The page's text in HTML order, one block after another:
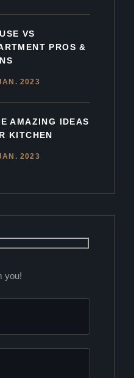
VS
PROS &
2023
AMAZING IDEAS
KITCHEN
2023
you!